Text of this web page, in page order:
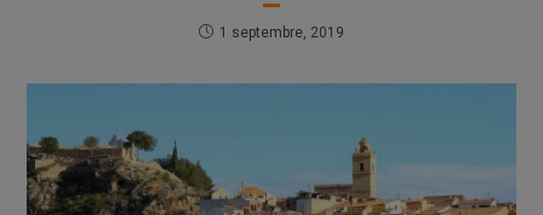
1 septembre, 2019